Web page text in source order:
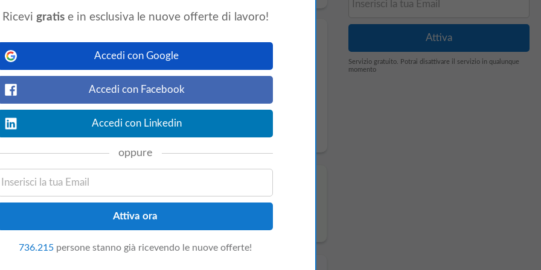
place Casole d'Elsa , 21 km da Chiusdino
in un ambiente giovane e dinamico nel
Pizzeria Il Colombaio, situato a
ricerca un/una Aiuto cuoco/a per un
– Altre città:
Firenze Livorno
Servizio gratuito. Potrai disattivare il servizio in qualunque
momento
Ricevi gratise in esclusiva le nuove offerte di lavoro!
Accedi con Google
Accedi con Facebook
Accedi con Linkedin
oppure
736.215 persone stanno già ricevendo le nuove offerte!